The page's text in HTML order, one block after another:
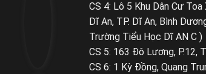
CS 4: Lô 5 Khu Dân Cư
Dĩ An, TP. Dĩ An, Bình
Trường Tiểu Học Dĩ AN C )
CS 5: 163 Đô Lương, P.12,
CS 6: 1 Kỳ Đồng, Quang